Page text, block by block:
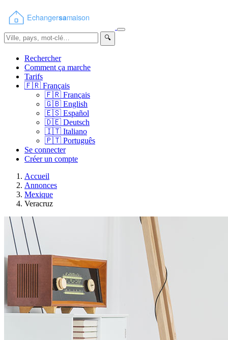
🔍
Rechercher
Comment ça marche
Tarifs
🇫🇷 Français
🇫🇷 Français
🇬🇧 English
🇪🇸 Español
🇩🇪 Deutsch
🇮🇹 Italiano
🇵🇹 Português
Se connecter
Créer un compte
Accueil
Annonces
Mexique
Veracruz